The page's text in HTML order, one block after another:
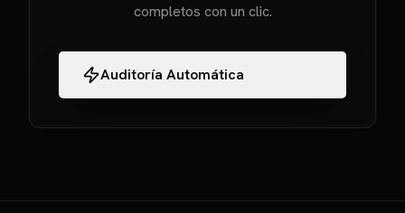
completos con un clic.
Auditoría Automática